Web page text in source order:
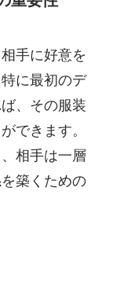
手に好意を
に最初のデ
、その服装
できます。
相手は一層
築くための